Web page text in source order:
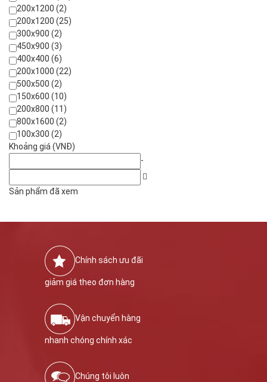
200x1200 (2)
200x1200 (25)
300x900 (2)
450x900 (3)
400x400 (6)
200x1000 (22)
500x500 (2)
150x600 (10)
200x800 (11)
800x1600 (2)
100x300 (2)
Khoảng giá (VNĐ)
-
Sản phẩm đã xem
Chính sách ưu đãi
giảm giá theo đơn hàng
Vận chuyển hàng
nhanh chóng chính xác
Chúng tôi luôn